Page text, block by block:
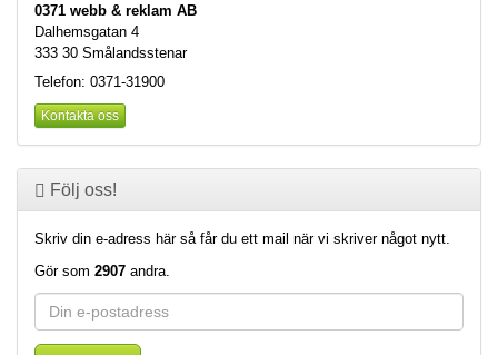
0371 webb & reklam AB
Dalhemsgatan 4
333 30 Smålandsstenar
Telefon: 0371-31900
Kontakta oss
Följ oss!
Skriv din e-adress här så får du ett mail när vi skriver något nytt.
Gör som 2907 andra.